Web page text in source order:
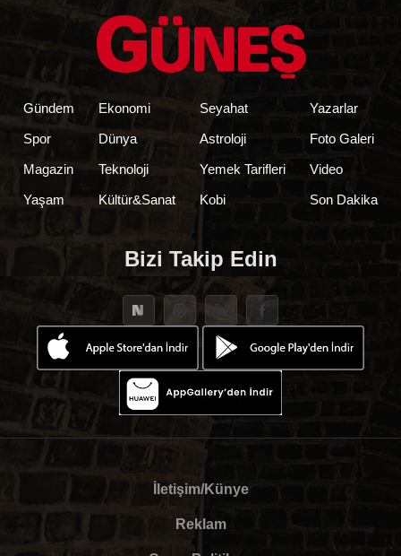
Gündem
Spor
Magazin
Yaşam
Ekonomi
Dünya
Teknoloji
Kültür&Sanat
Seyahat
Astroloji
Yemek Tarifleri
Kobi
Yazarlar
Foto Galeri
Video
Son Dakika
Bizi Takip Edin
İletişim/Künye
Reklam